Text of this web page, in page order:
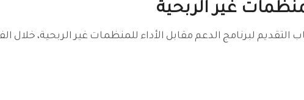
غير الربحية
الدعم مقابل الأداء للمنظمات غير الربحية، خلال الفترة من 11 مايو حتى 22 يونيو المقبل، بهدف